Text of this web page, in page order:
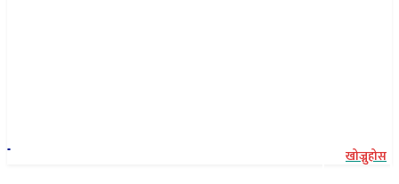
खोज्नुहोस